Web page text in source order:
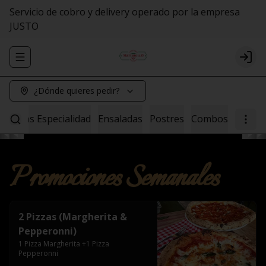
Servicio de cobro y delivery operado por la empresa
JUSTO
Abrir menu de navegación Login
¿Dónde quieres pedir?
Pastas Especialidad Ensaladas Postres Combos
Promociones Semanales
2 Pizzas (Margherita &
Pepperonni)
1 Pizza Margherita +1 Pizza
Pepperonni